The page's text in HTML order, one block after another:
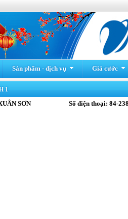
Sản phẩm - dịch vụ Giá cước
1
SƠNSố điện thoại: 84-